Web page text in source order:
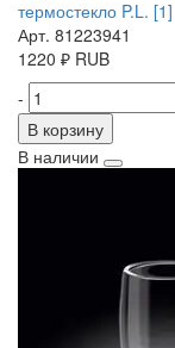
термостекло P.L. [1]
Арт. 81223941
1220 ₽ RUB
-
В корзину
В наличии